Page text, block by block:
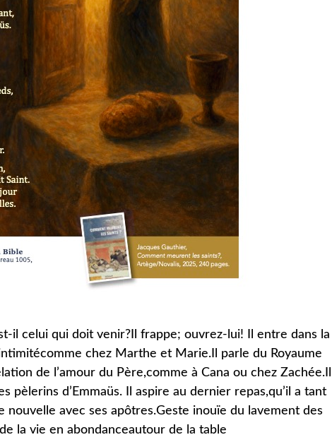
il celui qui doit venir?Il frappe; ouvrez-lui! Il entre dans la
chez Marthe et Marie.Il parle du Royaume
de l’amour du Père,comme à Cana ou chez Zachée.Il
d’Emmaüs. Il aspire au dernier repas,qu’il a tant
avec ses apôtres.Geste inouïe du lavement des
la vie en abondanceautour de la table